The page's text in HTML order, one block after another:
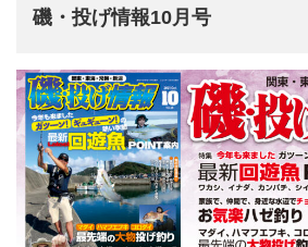
磯・投げ情報10月号